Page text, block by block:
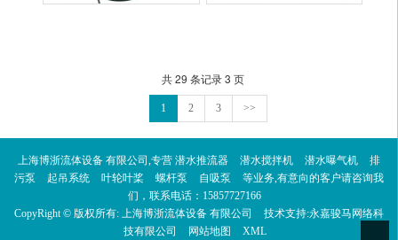
共 29 条记录 3 页
1 2 3 >>
上海博浙流体设备 有限公司,专营 潜水推流器 潜水搅拌机 潜水曝气机
排
污泵
起吊系统 叶轮叶桨 螺杆泵 自吸泵
等业务,有意向的客户请咨询我
们，联系电话： 15857727166
CopyRight © 版权所有: 上海博浙流体设备 有限公司 技术支持:永嘉骏马网络科
技有限公司
网站地图 XML